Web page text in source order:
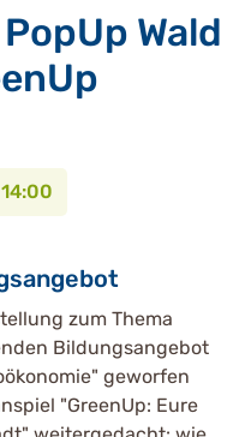
Wald
zum Thema
Bildungsangebot
geworfen
"GreenUp: Eure